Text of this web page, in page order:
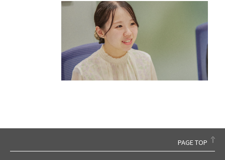
PAGE TOP